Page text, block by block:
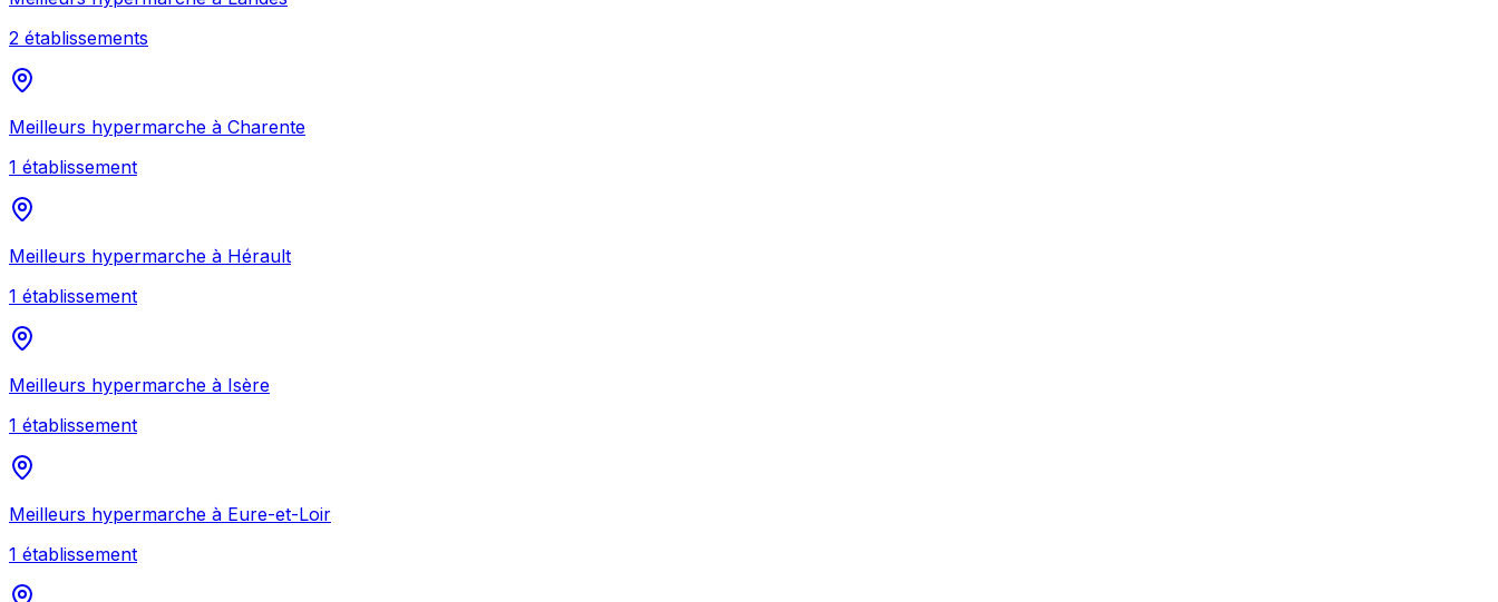
2 établissements
Meilleurs hypermarche à Charente
1 établissement
Meilleurs hypermarche à Hérault
1 établissement
Meilleurs hypermarche à Isère
1 établissement
Meilleurs hypermarche à Eure-et-Loir
1 établissement